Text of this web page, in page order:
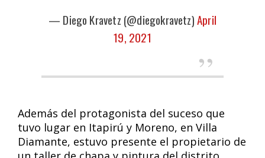
— Diego Kravetz (@diegokravetz)April
19, 2021
Además del protagonista del suceso que
tuvo lugar en Itapirú y Moreno, en Villa
Diamante, estuvo presente el propietario de